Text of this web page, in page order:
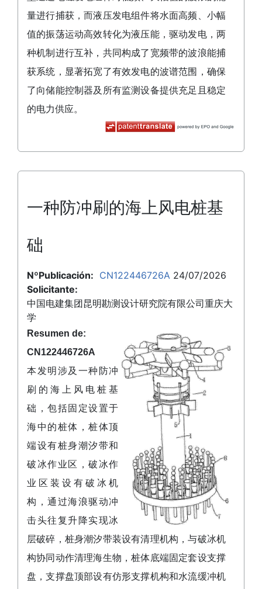
量进行捕获，而液压发电组件将水面高频、小幅
值的振荡运动高效转化为液压能，驱动发电，两
种机制进行互补，共同构成了宽频带的波浪能捕
获系统，显著拓宽了有效发电的波谱范围，确保
了向储能控制器及所有监测设备提供充足且稳定
的电力供应。
一种防冲刷的海上风电桩基
础
NºPublicación: CN122446726A 24/07/2026
Solicitante:
中国电建集团昆明勘测设计研究院有限公司重庆大
学
Resumen de:
CN122446726A
本发明涉及一种防冲
刷的海上风电桩基
础，包括固定设置于
海中的桩体，桩体顶
端设有桩身潮汐带和
破冰作业区，破冰作
业区装设有破冰机
构，通过海浪驱动冲
击头往复升降实现冰
层破碎，桩身潮汐带装设有清理机构，与破冰机
构协同动作清理海生物，桩体底端固定套设支撑
盘，支撑盘顶部设有仿形支撑机构和水流缓冲机